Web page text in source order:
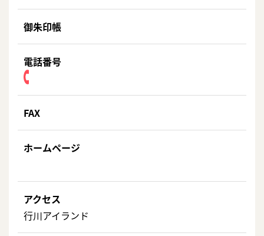
御朱印帳
電話番号
FAX
ホームページ
アクセス
行川アイランド